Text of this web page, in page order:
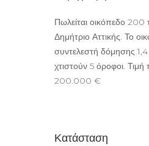
Πωλείται οικόπεδο 200
Δημήτριο Αττικής. Το
συντελεστή δόμησης 1,4
χτιστούν 5 όροφοι.
200.000 €
Κατάσταση